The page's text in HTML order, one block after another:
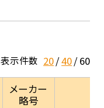
表示件数 20 40 60
メーカー
略号